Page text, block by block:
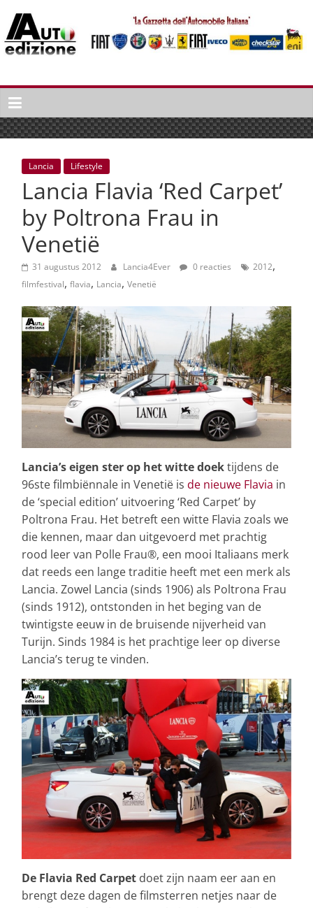
naar
inhoud
Auto
Edizione
La
Gazetta
dell'Automobile
Italiana
Italiaans
autonieuws
lifestyle
Lancia Lifestyle
Lancia Flavia ‘Red Carpet’
by Poltrona Frau in
Venetië
31 augustus 2012 Lancia4Ever 0 reacties 2012,
filmfestival, flavia, Lancia, Venetië
Lancia’s eigen ster op het witte doektijdens de
96ste filmbiënnale in Venetië is de nieuwe Flavia in
de ‘special edition’ uitvoering ‘Red Carpet’ by
Poltrona Frau. Het betreft een witte Flavia zoals we
die kennen, maar dan uitgevoerd met prachtig
rood leer van Polle Frau®, een mooi Italiaans merk
dat reeds een lange traditie heeft met een merk als
Lancia. Zowel Lancia (sinds 1906) als Poltrona Frau
(sinds 1912), ontstonden in het beging van de
twintigste eeuw in de bruisende nijverheid van
Turijn. Sinds 1984 is het prachtige leer op diverse
Lancia’s terug te vinden.
De Flavia Red Carpet doet zijn naam eer aan en
brengt deze dagen de filmsterren netjes naar de